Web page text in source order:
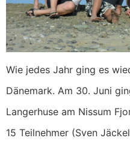
Wie jedes Jahr ging es
Dänemark. Am 30. Juni
Langerhuse am Nissum
15 Teilnehmer (Sven